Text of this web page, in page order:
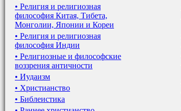
• Религия и религиозная
философия Китая, Тибета,
Монголии, Японии и Кореи
• Религия и религиозная
философия Индии
• Религиозные и философские
воззрения античности
• Иудаизм
• Христианство
• Библеистика